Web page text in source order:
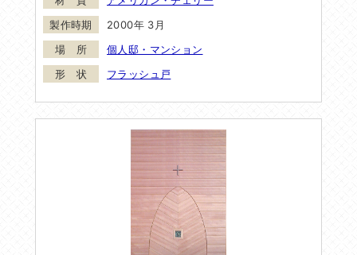
2000年 3月
個人邸・マンション
フラッシュ戸